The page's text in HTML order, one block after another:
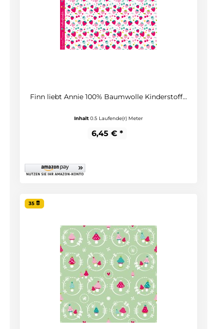
Finn liebt Annie 100% Baumwolle Kinderstoff...
Inhalt 0.5 Laufende(r) Meter
6,45 € *
35